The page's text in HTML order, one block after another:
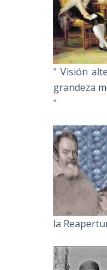
" Visión
grandeza
"
la